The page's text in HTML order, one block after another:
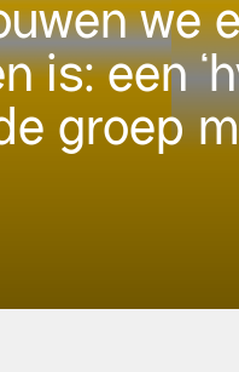
we
een
groep